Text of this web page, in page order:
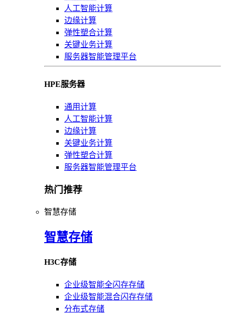
人工智能计算
边缘计算
弹性塑合计算
关键业务计算
服务器智能管理平台
HPE服务器
通用计算
人工智能计算
边缘计算
关键业务计算
弹性塑合计算
服务器智能管理平台
热门推荐
智慧存储
智慧存储
H3C存储
企业级智能全闪存存储
企业级智能混合闪存存储
分布式存储